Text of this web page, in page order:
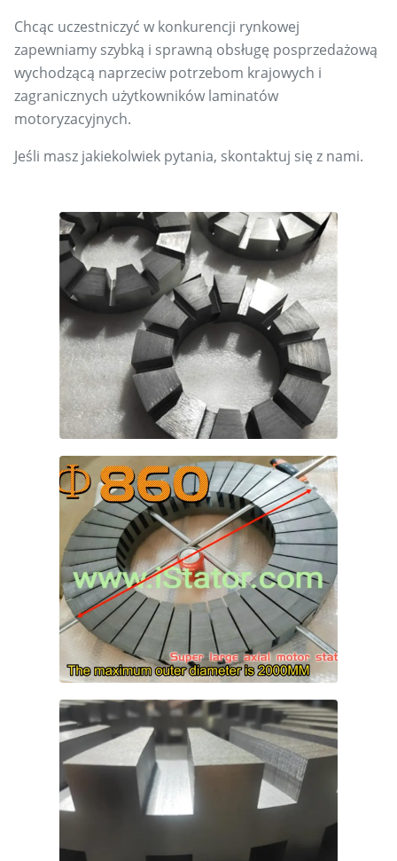
Chcąc uczestniczyć w konkurencji rynkowej
zapewniamy szybką i sprawną obsługę posprzedażową
wychodzącą naprzeciw potrzebom krajowych i
zagranicznych użytkowników laminatów
motoryzacyjnych.
Jeśli masz jakiekolwiek pytania, skontaktuj się z nami.